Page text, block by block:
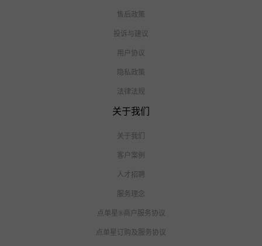
售后政策
投诉与建议
用户协议
隐私政策
法律法规
关于我们
关于我们
客户案例
人才招聘
服务理念
点单星®商户服务协议
点单星订购及服务协议